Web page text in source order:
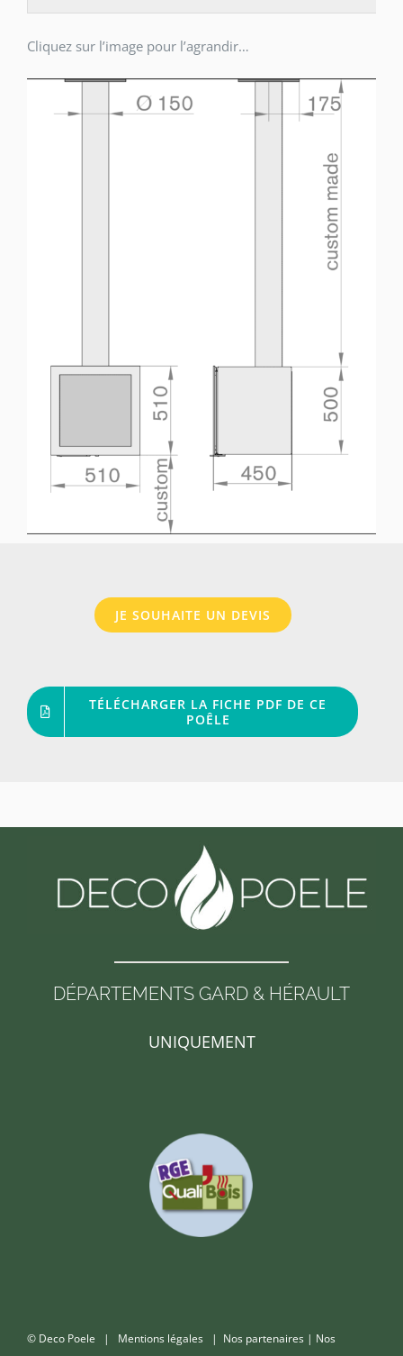
Cliquez sur l’image pour l’agrandir…
JE SOUHAITE UN DEVIS
TÉLÉCHARGER LA FICHE PDF DE CE
POÊLE
DÉPARTEMENTS GARD & HÉRAULT
UNIQUEMENT
© Deco Poele | Mentions légales| Nos partenaires| Nos